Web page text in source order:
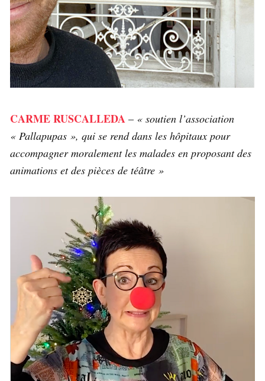
CARME RUSCALLEDA – « soutien l’association
« Pallapupas », qui se rend dans les hôpitaux pour
accompagner moralement les malades en proposant des
animations et des pièces de téâtre »